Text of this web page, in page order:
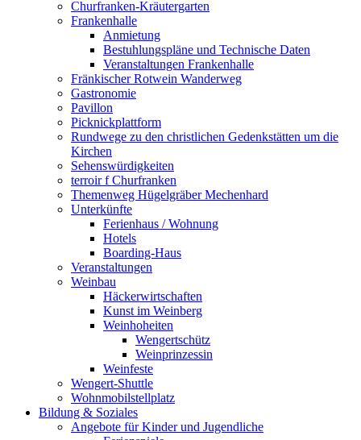
Churfranken-Kräutergarten
Frankenhalle
Anmietung
Bestuhlungspläne und Technische Daten
Veranstaltungen Frankenhalle
Fränkischer Rotwein Wanderweg
Gastronomie
Pavillon
Picknickplattform
Rundwege zu den christlichen Gedenkstätten um die
Kirchen
Sehenswürdigkeiten
terroir f Churfranken
Themenweg Hügelgräber Mechenhard
Unterkünfte
Ferienhaus / Wohnung
Hotels
Boarding-Haus
Veranstaltungen
Weinbau
Häckerwirtschaften
Kunst im Weinberg
Weinhoheiten
Wengertschütz
Weinprinzessin
Weinfeste
Wengert-Shuttle
Wohnmobilstellplatz
Bildung & Soziales
Angebote für Kinder und Jugendliche